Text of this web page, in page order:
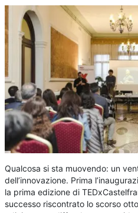
Qualcosa si sta muovendo: un
dell’innovazione. Prima
la prima edizione di
successo riscontrato lo scorso